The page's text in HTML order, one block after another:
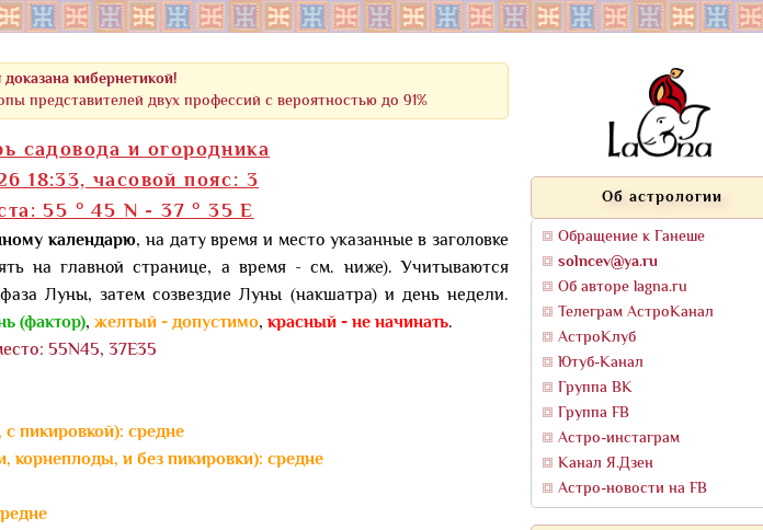
кибернетикой!
представителей двух профессий с вероятностью до 91%
садовода и огородника
18:33, часовой пояс: 3
55 ° 45 N - 37 ° 35 E
календарю, на дату время и место указанные в заголовке
на главной странице, а время - см. ниже). Учитываются
Луны, затем созвездие Луны (накшатра) и день недели.
(фактор), желтый - допустимо, красный - не начинать.
55N45, 37E35
пикировкой): средне
корнеплоды, и без пикировки): средне
Об астрологии
Обращение к Ганеше
solncev@ya.ru
Об авторе lagna.ru
Телеграм АстроКанал
АстроКлуб
Ютуб-Канал
Группа ВК
Группа FB
Астро-инстаграм
Канал Я.Дзен
Астро-новости на FB